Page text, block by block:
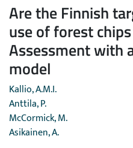
Are the Finnish
use of forest
Assessment with
model
Kallio, A.M.I.
Anttila, P.
McCormick, M.
Asikainen, A.